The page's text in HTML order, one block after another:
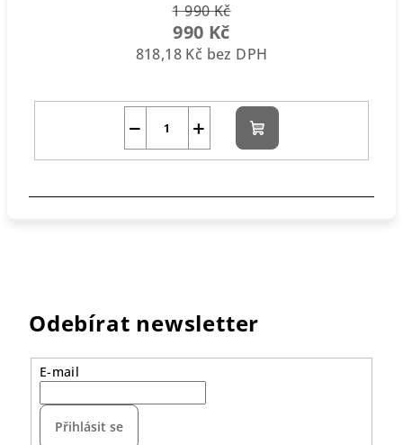
1 990 Kč
990 Kč
818,18 Kč bez DPH
+
− Do
košíku
Odebírat newsletter
E-mail
Přihlásit se